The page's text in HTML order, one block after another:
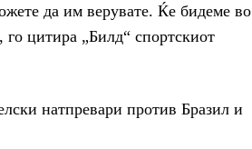
да им верувате. Ќе бидеме во
цитира „Билд“ спортскиот
натпревари против Бразил и